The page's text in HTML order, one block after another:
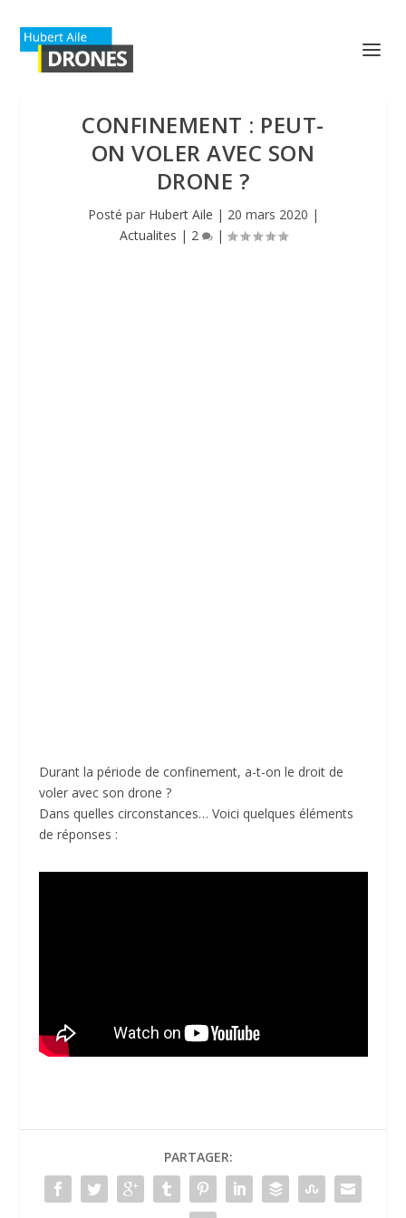
CONFINEMENT : PEUT-
ON VOLER AVEC SON
DRONE ?
Posté par Hubert Aile | 20 mars 2020 |
Actualites | 2 |
Durant la période de confinement, a-t-on le droit de
voler avec son drone ?
Dans quelles circonstances… Voici quelques éléments
de réponses :
PARTAGER: